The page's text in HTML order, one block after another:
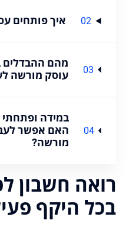
02 איך פותחים
03
מהם ההבדלים
עוסק מורשה
04
במידה
האם אפשר
מורשה?
רואה חשבון
בכל היקף